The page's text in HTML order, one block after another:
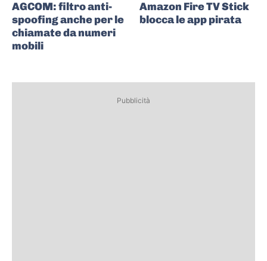
AGCOM: filtro anti-
spoofing anche per le
chiamate da numeri
mobili
Amazon Fire TV Stick
blocca le app pirata
Pubblicità